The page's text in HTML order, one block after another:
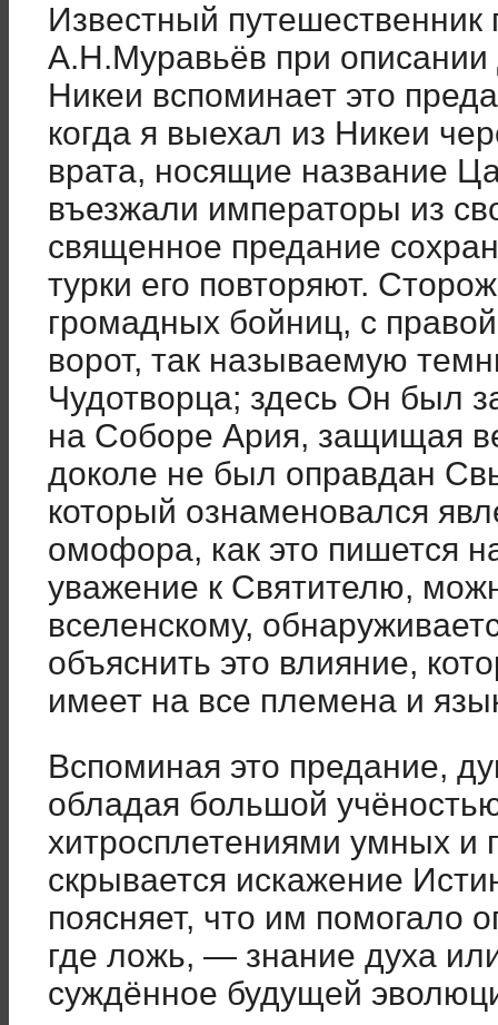
Известный
А.Н.Муравьёв при описании
Никеи вспоминает это
когда я выехал из Никеи
врата, носящие название
въезжали императоры из
священное предание
турки его повторяют.
громадных бойниц, с
ворот, так называемую
Чудотворца; здесь Он был
на Соборе Ария, защищая
доколе не был оправдан
который ознаменовался
омофора, как это пишется
уважение к Святителю,
вселенскому,
объяснить это влияние,
имеет на все племена и
Вспоминая это предание,
обладая большой
хитросплетениями умных и
скрывается искажение
поясняет, что им помогало
где ложь, — знание духа
суждённое будущей